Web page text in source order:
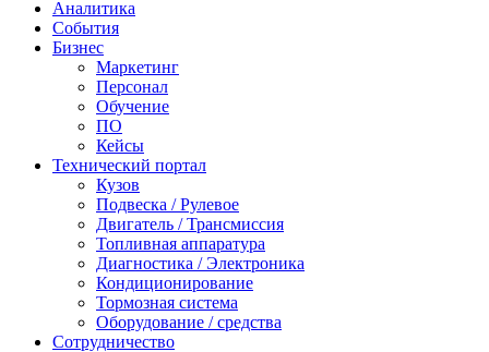
Аналитика
События
Бизнес
Маркетинг
Персонал
Обучение
ПО
Кейсы
Технический портал
Кузов
Подвеска / Рулевое
Двигатель / Трансмиссия
Топливная аппаратура
Диагностика / Электроника
Кондиционирование
Тормозная система
Оборудование / средства
Сотрудничество